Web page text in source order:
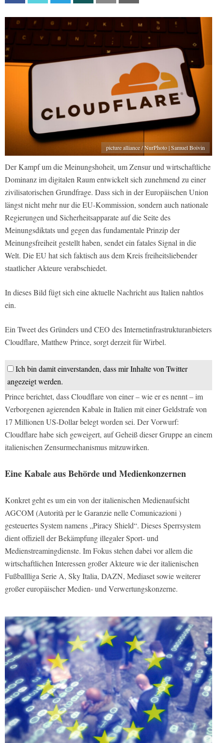
picture alliance / NurPhoto | Samuel Boivin
Der Kampf um die Meinungshoheit, um Zensur und wirtschaftliche
Dominanz im digitalen Raum entwickelt sich zunehmend zu einer
zivilisatorischen Grundfrage. Dass sich in der Europäischen Union
längst nicht mehr nur die EU-Kommission, sondern auch nationale
Regierungen und Sicherheitsapparate auf die Seite des
Meinungsdiktats und gegen das fundamentale Prinzip der
Meinungsfreiheit gestellt haben, sendet ein fatales Signal in die
Welt. Die EU hat sich faktisch aus dem Kreis freiheitsliebender
staatlicher Akteure verabschiedet.
In dieses Bild fügt sich eine aktuelle Nachricht aus Italien nahtlos
ein.
Ein Tweet des Gründers und CEO des Internetinfrastrukturanbieters
Cloudflare, Matthew Prince, sorgt derzeit für Wirbel.
Ich bin damit einverstanden, dass mir Inhalte von Twitter
angezeigt werden.
Prince berichtet, dass Cloudflare von einer – wie er es nennt – im
Verborgenen agierenden Kabale in Italien mit einer Geldstrafe von
17 Millionen US-Dollar belegt worden sei. Der Vorwurf:
Cloudflare habe sich geweigert, auf Geheiß dieser Gruppe an einem
italienischen Zensurmechanismus mitzuwirken.
Eine Kabale aus Behörde und Medienkonzernen
Konkret geht es um ein von der italienischen Medienaufsicht
AGCOM (Autorità per le Garanzie nelle Comunicazioni )
gesteuertes System namens „Piracy Shield“. Dieses Sperrsystem
dient offiziell der Bekämpfung illegaler Sport- und
Medienstreamingdienste. Im Fokus stehen dabei vor allem die
wirtschaftlichen Interessen großer Akteure wie der italienischen
Fußballliga Serie A, Sky Italia, DAZN, Mediaset sowie weiterer
großer europäischer Medien- und Verwertungskonzerne.